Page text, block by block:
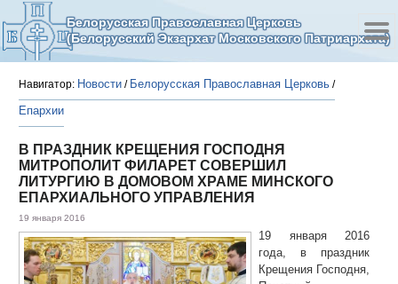
Белорусская Православная Церковь
(Белорусский Экзархат Московского Патриархата)
Навигатор: Новости / Белорусская Православная Церковь /
Епархии
В ПРАЗДНИК КРЕЩЕНИЯ ГОСПОДНЯ
МИТРОПОЛИТ ФИЛАРЕТ СОВЕРШИЛ
ЛИТУРГИЮ В ДОМОВОМ ХРАМЕ МИНСКОГО
ЕПАРХИАЛЬНОГО УПРАВЛЕНИЯ
19 января 2016
19 января 2016
года, в праздник
Крещения Господня,